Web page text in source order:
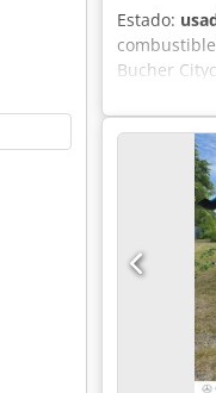
Estado:
Bucher
muy
direcciones
----Precio:
números
omisiones